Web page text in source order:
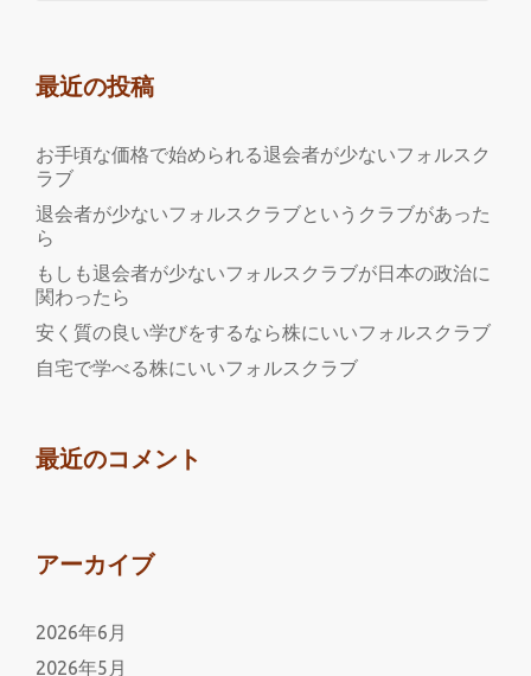
最近の投稿
お手頃な価格で始められる退会者が少ないフォルスク
ラブ
退会者が少ないフォルスクラブというクラブがあった
ら
もしも退会者が少ないフォルスクラブが日本の政治に
関わったら
安く質の良い学びをするなら株にいいフォルスクラブ
自宅で学べる株にいいフォルスクラブ
最近のコメント
アーカイブ
2026年6月
2026年5月